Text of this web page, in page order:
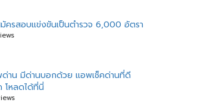
ครสอบแข่งขันเป็นตำรวจ 6,000 อัตรา
าน มีด่านบอกด้วย แอพเช็คด่านที่ดี
โหลดได้ที่นี่